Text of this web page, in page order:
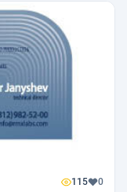
115 0